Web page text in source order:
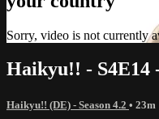
Sorry, video is not currently
Haikyu!! - S4E14
Haikyu!! (DE) - Season 4.2 • 23m